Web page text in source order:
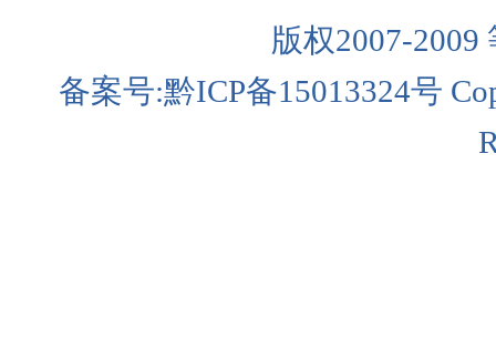
版权2007-2009
备案号:黔ICP备15013324号